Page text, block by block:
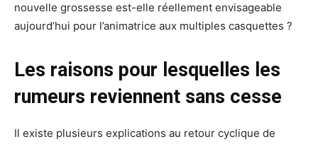
nouvelle grossesse est-elle réellement envisageable
aujourd’hui pour l’animatrice aux multiples casquettes ?
Les raisons pour lesquelles les
rumeurs reviennent sans cesse
Il existe plusieurs explications au retour cyclique de